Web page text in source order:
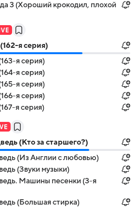
3 (Хороший крокодил, плохой
я серия)
я серия)
я серия)
я серия)
я серия)
я серия)
(Кто за старшего?)
(Из Англии с любовью)
(Звуки музыки)
Машины песенки (3-я
(Большая стирка)